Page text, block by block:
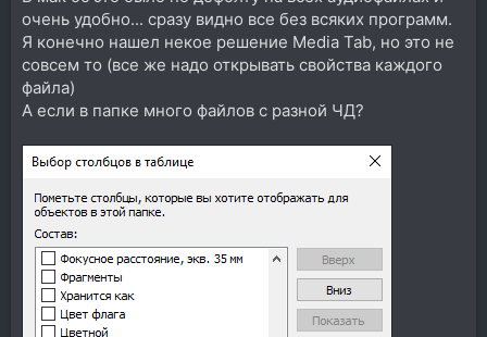
очень удобно... сразу видно все без всяких программ.
Я конечно нашел некое решение Media Tab, но это не
совсем то (все же надо открывать свойства каждого
файла)
А если в папке много файлов с разной ЧД?